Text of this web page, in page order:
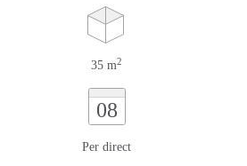
35 m2
08
Per direct